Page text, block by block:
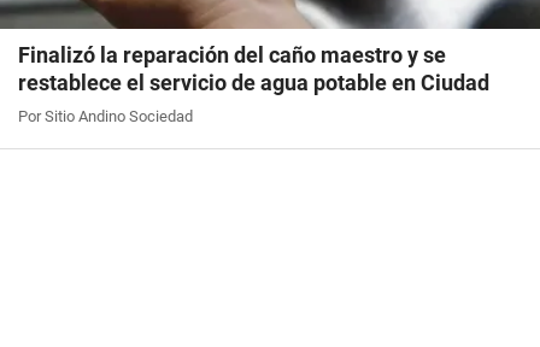
Finalizó la reparación del caño maestro y se
restablece el servicio de agua potable en Ciudad
Por Sitio Andino Sociedad